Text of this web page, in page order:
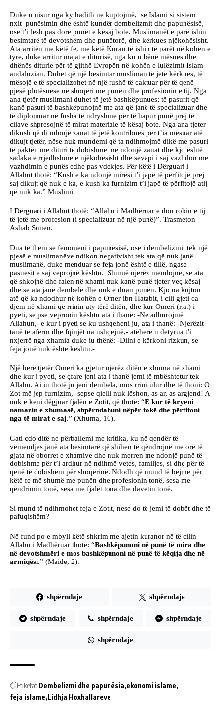
Duke u nisur nga ky hadith ne kuptojmë, se Islami si sistem
nxit punësimin dhe është kundër dembelizmit dhe papunësisë,
ose t’i lesh pas dore punët e kësaj bote. Muslimanët e parë ishin
besimtarë të devotshëm dhe punëtorë, dhe kërkues njëkohësisht.
Ata arritën me këtë fe, me këtë Kuran të ishin të parët në kohën e
tyre, duke arritur majat e diturisë, nga ku u bënë mësues dhe
dhënës diturie për të gjithë Evropën në kohën e lulëzimit Islam
andaluzian. Duhet që një besimtar musliman të jetë kërkues, të
mësojë e të specializohet në një fushë të caktuar për të qenë
pjesë plotësuese në shoqëri me punën dhe profesionin e tij. Nga
ana tjetër muslimani duhet të jetë bashkëpunues; të pasurit që
kanë pasuri të bashkëpunojnë me ata që janë të specializuar dhe
të diplomuar në fusha të ndryshme për të hapur punë prej të
cilave shpresojnë të mirat materiale të kësaj bote. Nga ana tjeter
dikush që di ndonjë zanat të jetë kontribues për t’ia mësuar atë
dikujt tjetër, nëse nuk mundemi që ta ndihmojmë dikë me pasuri
të paktën me dituri të dobishme me ndonjë zanat dhe kjo është
sadaka e rrjedhshme e njëkohësisht dhe sevapi i saj vazhdon me
vazhdimin e punës edhe pas vdekjes. Për këtë i Dërguari i
Allahut thotë: “Kush e ka ndonjë mirësi t’i japë të përfitojë prej
saj dikujt që nuk e ka, e kush ka furnizim t’i japë të përfitojë atij
që nuk ka.” Muslimi.
I Dërguari i Allahut thotë: “Allahu i Madhëruar e don robin e tij
të jetë me profesion (i specializuar në një punë)”. Trasmeton
Ashab Sunen.
Dua të them se fenomeni i papunësisë, ose i dembelizmit tek një
pjesë e muslimanëve ndikon negativisht tek ata që nuk janë
muslimanë, duke menduar se feja jonë është e tillë, ngase
pasuesit e saj veprojnë kështu. Shumë njerëz mendojnë, se ata
që shkojnë dhe falen në xhami nuk kanë punë tjeter veç kësaj
dhe se ata janë dembelë dhe nuk e duan punën. Kjo na kujton
atë që ka ndodhur në kohën e Omer ibn Hatabit, i cili gjeti ca
djem në xhami që rrinin aty tërë ditën, dhe kur Omeri (r.a.) i
pyeti, se pse vepronin kështu ata i thanë: -Ne adhurojmë
Allahun,- e kur i pyeti se ku ushqeheni ju, ata i thanë: -Njerëzit
tanë të afërm dhe fqinjët na ushqejnë,- atëherë u detyrua t’i
nxjerrë nga xhamia duke iu thënë: -Dilni e kërkoni rizkun, se
feja jonë nuk është keshtu.-
Një herë tjetër Omeri ka gjetur njerëz ditën e xhuma në xhami
dhe kur i pyeti, se çfare jeni ata i thanë jemi të mbështetur tek
Allahu. Ai iu thotë ju jeni dembela, mos rrini ulur dhe të thoni: O
Zot më jep furnizim,- sepse qielli nuk lëshon, as ar, as argjend! A
nuk e keni dëgjuar fjalën e Zotit, që thotë: “E kur të kryeni
namazin e xhumasë, shpërndahuni nëpër tokë dhe përfitoni
nga të mirat e saj.” (Xhuma, 10).
Gati çdo ditë ne përballemi me kritika, ku në qendër të
vëmendjes janë ata besimtarë që shihen të qëndrojnë me orë të
gjata në oborret e xhamive dhe nuk merren me ndonjë punë të
dobishme për t’i ardhur në ndihmë vetes, familjes, si dhe për të
qenë të dobishëm për shoqërinë. Ndodh që mund të bëjmë për
këtë fe më shumë me punën dhe profesionin tonë, sesa me
qëndrimin tonë, sesa me fjalët tona dhe davetin tonë.
Si mund të ndihmohet feja e Zotit, nese do të jemi të dobët dhe të
pafuqishëm?
Në fund po e mbyll këtë shkrim me ajetin kuranor në të cilin
Allahu i Madhëruar thotë: “Bashkëpunoni në punë të mira dhe
në devotshmëri e mos bashkëpunoni në punë të këqija dhe në
armiqësi.” (Maide, 2).
shpërndaje shpërndaje
shpërndaje shpërndaje shpërndaje
shpërndaje
Etiketat Dembelizmi dhe papunësia ekonomi islame
feja islame Lidhja Hoxhallareve